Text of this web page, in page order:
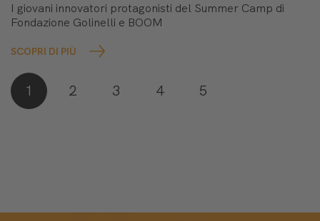
I giovani innovatori protagonisti del Summer Camp di
Fondazione Golinelli e BOOM
SCOPRI DI PIÙ
1 2 3 4 5